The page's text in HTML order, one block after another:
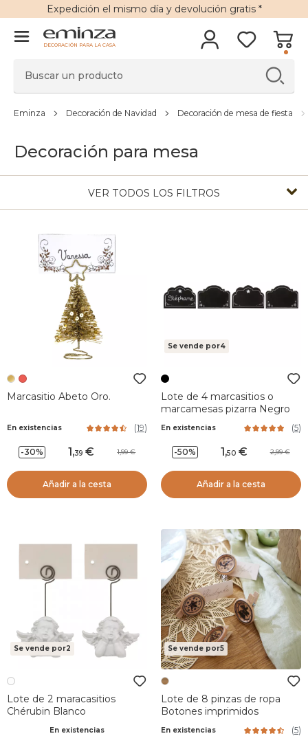
Expedición el mismo día y devolución gratis*
DECORACIÓN PARA LA CASA
Eminza Decoración de Navidad Decoración de mesa de fiesta
Decoración para mesa
VER TODOS LOS FILTROS
Marcasitio Abeto Oro.
En existencias (19)
-30% 1,39 1,99
Añadir a la cesta
Se vende por4
Lote de 4 marcasitios o
marcamesas pizarra Negro
En existencias (5)
-50% 1,50 2,99
Añadir a la cesta
Se vende por2
Lote de 2 maracasitios
Chérubin Blanco
En existencias
Se vende por5
Lote de 8 pinzas de ropa
Botones imprimidos
En existencias (5)